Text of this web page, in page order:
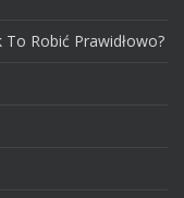
Robić Prawidłowo?